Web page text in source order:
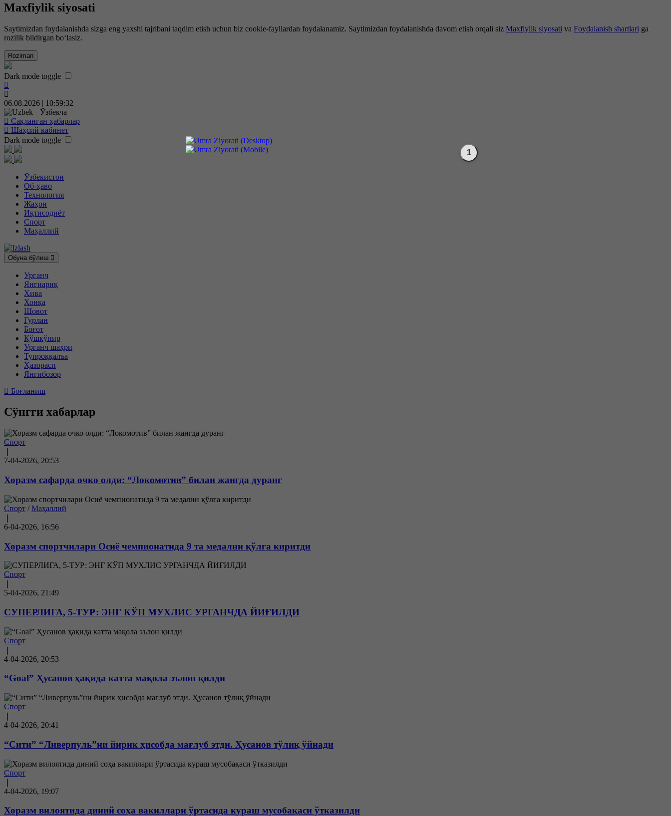
Maxfiylik siyosati
Saytimizdan foydalanishda sizga eng yaxshi tajribani taqdim etish uchun biz cookie-fayllardan foydalanamiz. Saytimizdan foydalanishda davom etish orqali siz Maxfiylik siyosati va Foydalanish shartlari ga
rozilik bildirgan bo‘lasiz.
Roziman
Dark mode toggle
06.08.2026 | 10:59:33
Ўзбекча
Сақланган ҳабарлар
Шаҳсий кабинет
Dark mode toggle
Ўзбекистон
Об-ҳаво
Технология
Жаҳон
Иқтисодиёт
Спорт
Маҳаллий
Обуна бўлиш
Урганч
Янгиариқ
Хива
Хонқа
Шовот
Гурлан
Боғот
Қўшкўпир
Урганч шаҳри
Тупроққалъа
Ҳазорасп
Янгибозор
Боғланиш
Сўнгги хабарлар
Спорт
7-04-2026, 20:53
Хоразм сафарда очко олди: “Локомотив” билан жангда дуранг
Спорт /Маҳаллий
6-04-2026, 16:56
Хоразм спортчилари Осиё чемпионатида 9 та медални қўлга киритди
Спорт
5-04-2026, 21:49
СУПЕРЛИГА, 5-ТУР: ЭНГ КЎП МУХЛИС УРГАНЧДА ЙИҒИЛДИ
Спорт
4-04-2026, 20:53
“Goal” Ҳусанов ҳақида катта мақола эълон қилди
Спорт
4-04-2026, 20:41
“Сити” “Ливерпуль”ни йирик ҳисобда мағлуб этди. Ҳусанов тўлиқ ўйнади
Спорт
4-04-2026, 19:07
Хоразм вилоятида диний соҳа вакиллари ўртасида кураш мусобақаси ўтказилди